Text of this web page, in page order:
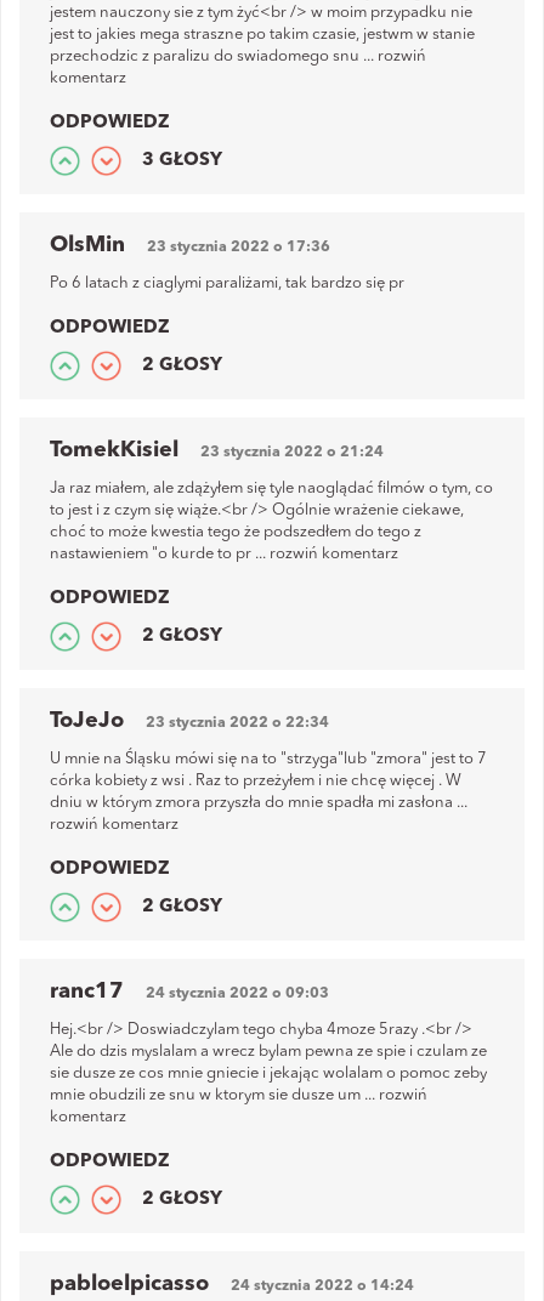
jestem nauczony sie z tym żyć<br /> w moim przypadku nie
jest to jakies mega straszne po takim czasie, jestwm w stanie
przechodzic z paralizu do swiadomego snu ... rozwiń
komentarz
ODPOWIEDZ
3 GŁOSY
OlsMin 23 stycznia 2022 o 17:36
Po 6 latach z ciaglymi paraliżami, tak bardzo się pr
ODPOWIEDZ
2 GŁOSY
TomekKisiel 23 stycznia 2022 o 21:24
Ja raz miałem, ale zdążyłem się tyle naoglądać filmów o tym, co
to jest i z czym się wiąże.<br /> Ogólnie wrażenie ciekawe,
choć to może kwestia tego że podszedłem do tego z
nastawieniem "o kurde to pr ... rozwiń komentarz
ODPOWIEDZ
2 GŁOSY
ToJeJo 23 stycznia 2022 o 22:34
U mnie na Śląsku mówi się na to "strzyga"lub "zmora" jest to 7
córka kobiety z wsi . Raz to przeżyłem i nie chcę więcej . W
dniu w którym zmora przyszła do mnie spadła mi zasłona ...
rozwiń komentarz
ODPOWIEDZ
2 GŁOSY
ranc17 24 stycznia 2022 o 09:03
Hej.<br /> Doswiadczylam tego chyba 4moze 5razy .<br />
Ale do dzis myslalam a wrecz bylam pewna ze spie i czulam ze
sie dusze ze cos mnie gniecie i jekając wolalam o pomoc zeby
mnie obudzili ze snu w ktorym sie dusze um ... rozwiń
komentarz
ODPOWIEDZ
2 GŁOSY
pabloelpicasso 24 stycznia 2022 o 14:24